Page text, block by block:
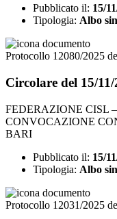
Pubblicato il: 15/
Tipologia: Albo
Protocollo 12080/2025
Circolare del 15/11/
FEDERAZIONE CISL
CONVOCAZIONE
BARI
Pubblicato il: 15/
Tipologia: Albo
Protocollo 12031/2025